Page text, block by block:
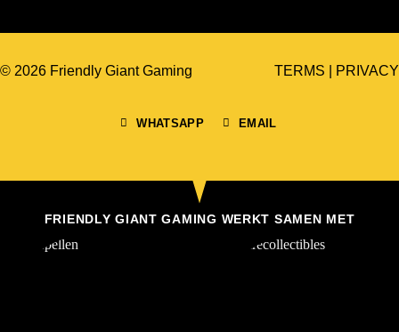
© 2026 Friendly Giant Gaming
WHATSAPP EMAIL
TERMS PRIVACY
FRIENDLY GIANT GAMING WERKT SAMEN MET